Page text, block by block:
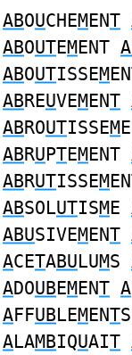
ABOUCHEMENT
ABOUTEMENT
ABOUTISSEM
ABREUVEMENT
ABROUTISSEM
ABRUPTEMENT
ABRUTISSEM
ABSOLUTISME
ABUSIVEMENT
ACETABULUMS
ADOUBEMENT A
AFFUBLEMENTS
ALAMBIQUAIT